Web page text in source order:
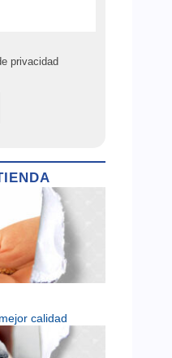
privacidad
calidad